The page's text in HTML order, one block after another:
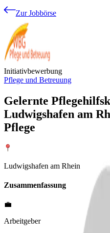
Zur Jobbörse
Initiativbewerbung
Pflege und Betreuung
Gelernte
Ludwigshafen am
Pflege
Ludwigshafen am Rhein
Zusammenfassung
💼
Arbeitgeber